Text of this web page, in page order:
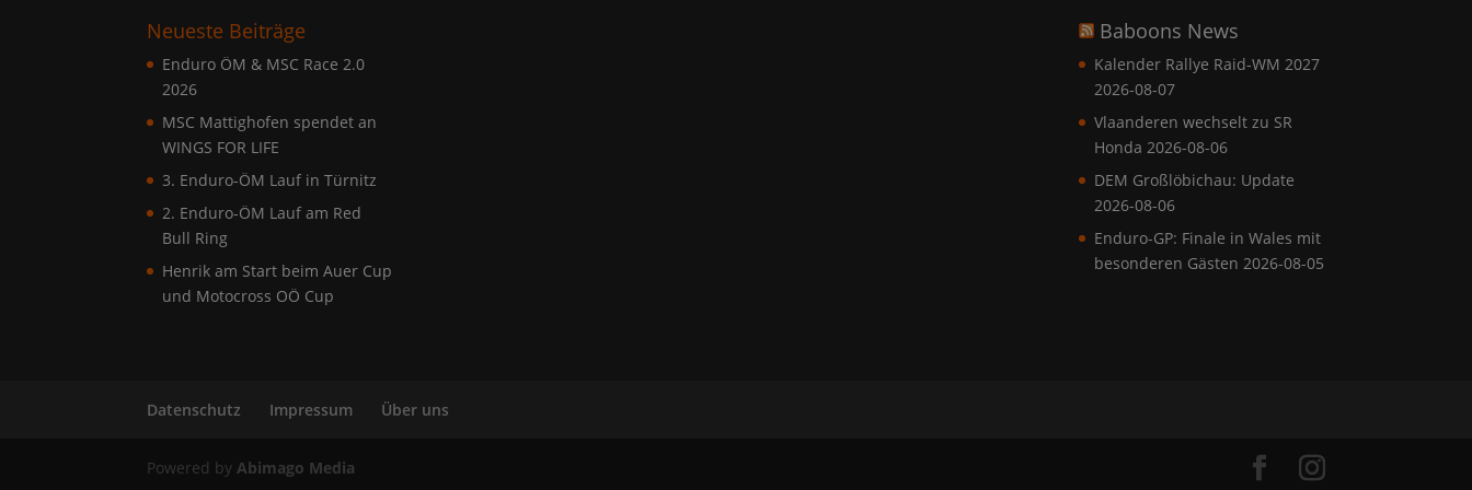
Neueste Beiträge
Enduro ÖM & MSC Race 2.0
2026
MSC Mattighofen spendet an
WINGS FOR LIFE
3. Enduro-ÖM Lauf in Türnitz
2. Enduro-ÖM Lauf am Red
Bull Ring
Henrik am Start beim Auer Cup
und Motocross OÖ Cup
Baboons News
Kalender Rallye Raid-WM 2027
2026-08-07
Vlaanderen wechselt zu SR
Honda 2026-08-06
DEM Großlöbichau: Update
2026-08-06
Enduro-GP: Finale in Wales mit
besonderen Gästen 2026-08-05
Datenschutz Impressum Über uns
Powered byAbimago Media